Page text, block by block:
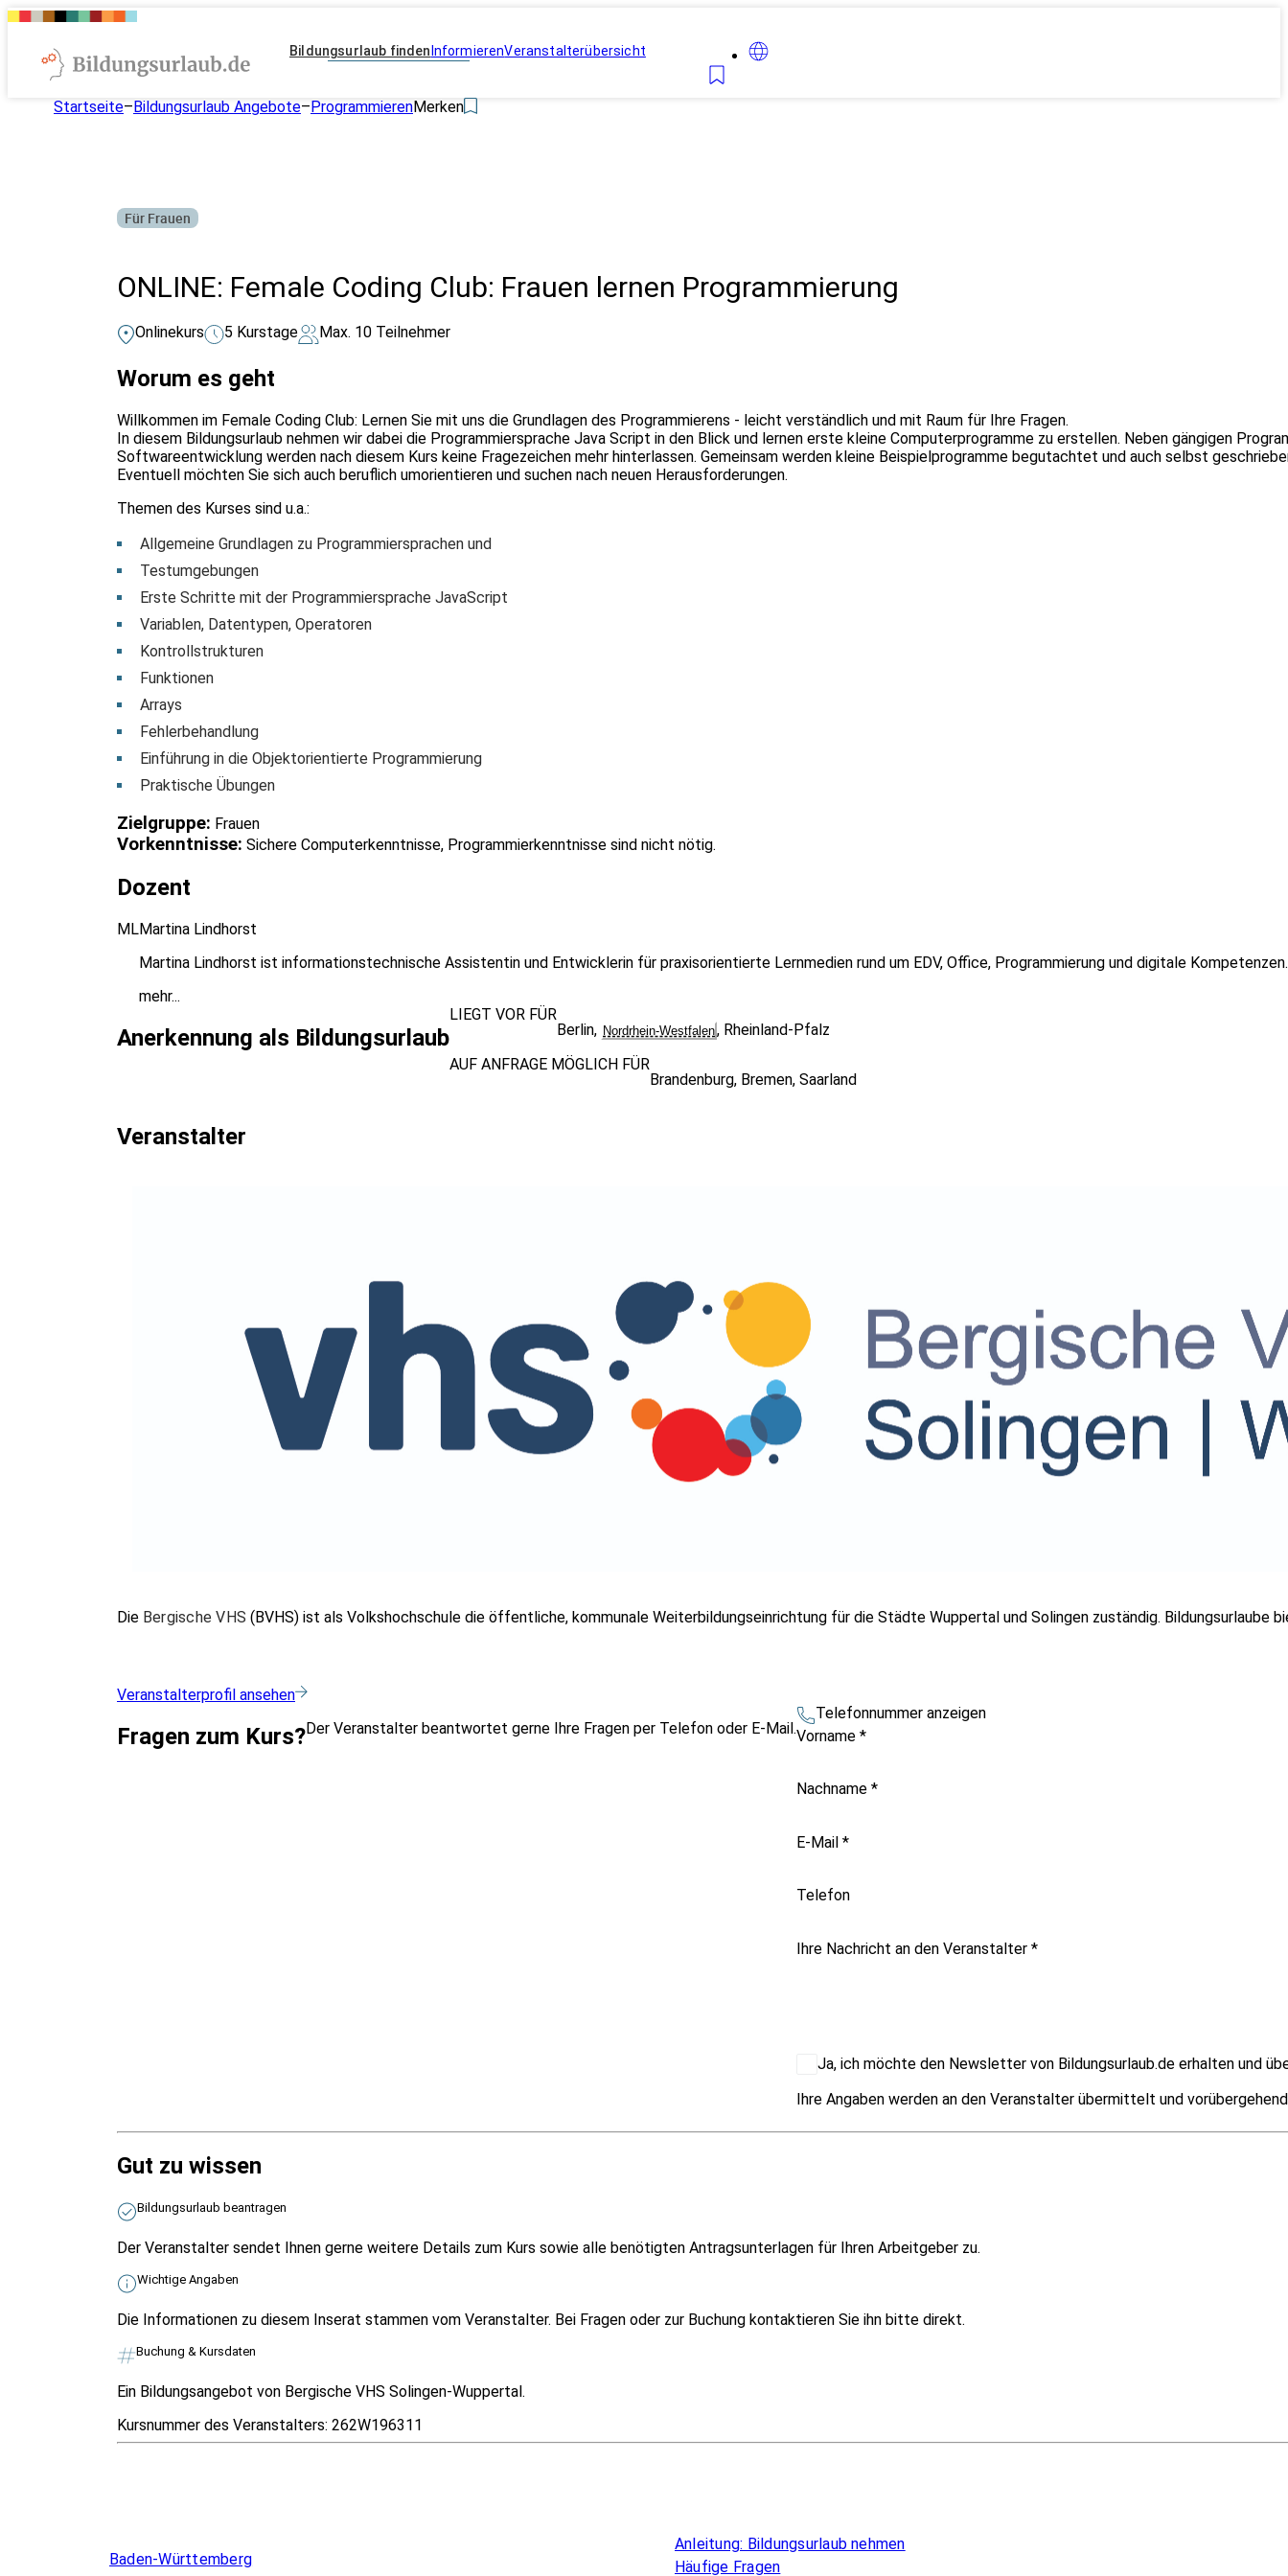
Bildungsurlaub finden InformierenVeranstalterübersicht
Startseite–Bildungsurlaub Angebote–ProgrammierenMerken
Für Frauen
ONLINE: Female Coding Club: Frauen lernen Programmierung
Onlinekurs 5 Kurstage Max. 10 Teilnehmer
Worum es geht
Willkommen im Female Coding Club: Lernen Sie mit uns die Grundlagen des Programmierens - leicht verständlich und mit Raum für Ihre Fragen.
In diesem Bildungsurlaub nehmen wir dabei die Programmiersprache Java Script in den Blick und lernen erste kleine Computerprogramme zu erstellen. Neben gängigen
Softwareentwicklung werden nach diesem Kurs keine Fragezeichen mehr hinterlassen. Gemeinsam werden kleine Beispielprogramme begutachtet und auch selbst
Eventuell möchten Sie sich auch beruflich umorientieren und suchen nach neuen Herausforderungen.
Themen des Kurses sind u.a.:
Allgemeine Grundlagen zu Programmiersprachen und
Testumgebungen
Erste Schritte mit der Programmiersprache JavaScript
Variablen, Datentypen, Operatoren
Kontrollstrukturen
Funktionen
Arrays
Fehlerbehandlung
Einführung in die Objektorientierte Programmierung
Praktische Übungen
Zielgruppe: Frauen
Vorkenntnisse: Sichere Computerkenntnisse, Programmierkenntnisse sind nicht nötig.
Dozent
MLMartina Lindhorst
Martina Lindhorst ist informationstechnische Assistentin und Entwicklerin für praxisorientierte Lernmedien rund um EDV, Office, Programmierung und digitale Kompetenzen.
mehr...
Anerkennung als Bildungsurlaub
LIEGT VOR FÜR
Berlin, Nordrhein-Westfalen, Rheinland-Pfalz
AUF ANFRAGE MÖGLICH FÜR
Brandenburg, Bremen, Saarland
Veranstalter
Die Bergische VHS (BVHS) ist als Volkshochschule die öffentliche, kommunale Weiterbildungseinrichtung für die Städte Wuppertal und Solingen zuständig. Bildungsurlaube
Veranstalterprofil ansehen
Fragen zum Kurs?Der Veranstalter beantwortet gerne Ihre Fragen per Telefon oder E-Mail.
Telefonnummer anzeigen
Vorname *
Nachname *
E-Mail *
Telefon
Ihre Nachricht an den Veranstalter *
Ja, ich möchte den Newsletter von Bildungsurlaub.de erhalten und
Ihre Angaben werden an den Veranstalter übermittelt und
Gut zu wissen
Bildungsurlaub beantragen
Der Veranstalter sendet Ihnen gerne weitere Details zum Kurs sowie alle benötigten Antragsunterlagen für Ihren Arbeitgeber zu.
Wichtige Angaben
Die Informationen zu diesem Inserat stammen vom Veranstalter. Bei Fragen oder zur Buchung kontaktieren Sie ihn bitte direkt.
Buchung & Kursdaten
Ein Bildungsangebot von Bergische VHS Solingen-Wuppertal.
Kursnummer des Veranstalters: 262W196311
Baden-Württemberg
Anleitung: Bildungsurlaub nehmen
Häufige Fragen